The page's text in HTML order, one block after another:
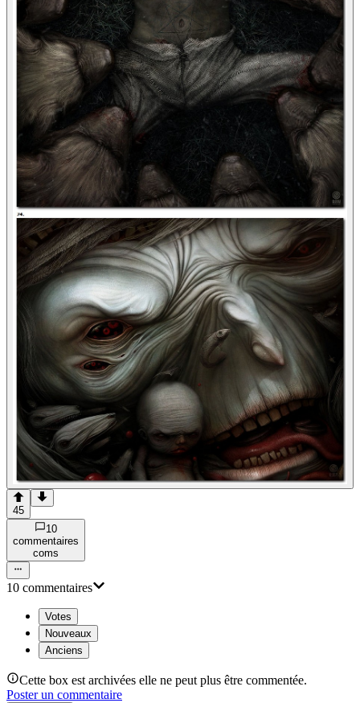
45
10
commentaires
coms
10 commentaires
Votes
Nouveaux
Anciens
Cette box est archivées elle ne peut plus être commentée.
Poster un commentaire